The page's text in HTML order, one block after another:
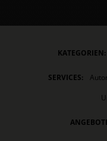
KATEGORIEN:
SERVICES: